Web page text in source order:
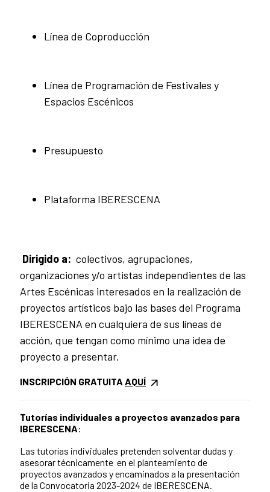
Línea de Coproducción
Línea de Programación de Festivales y
Espacios Escénicos
Presupuesto
Plataforma IBERESCENA
Dirigido a: colectivos, agrupaciones,
organizaciones y/o artistas independientes de las
Artes Escénicas interesados en la realización de
proyectos artísticos bajo las bases del Programa
IBERESCENA en cualquiera de sus líneas de
acción, que tengan como mínimo una idea de
proyecto a presentar.
INSCRIPCIÓN GRATUITA AQUÍ
Tutorías individuales a proyectos avanzados para
IBERESCENA:
Las tutorías individuales pretenden solventar dudas y
asesorar técnicamente en el planteamiento de
proyectos avanzados y encaminados a la presentación
de la Convocatoria 2023-2024 de IBERESCENA.